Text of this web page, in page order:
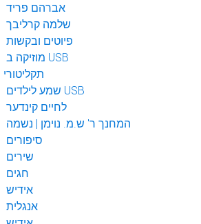
אברהם פריד
שלמה קרליבך
פיוטים ובקשות
מוזיקה ב USB
שמע לילדים USB
לחיים קינדער
המחנך ר' ש.מ. נוימן | נשמה
סיפורים
שירים
חגים
אידיש
אנגלית